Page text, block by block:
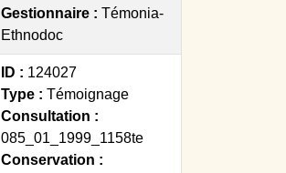
Gestionnaire : Témonia-
Ethnodoc
ID : 124027
Type : Témoignage
Consultation :
085_01_1999_1158te
Conservation :